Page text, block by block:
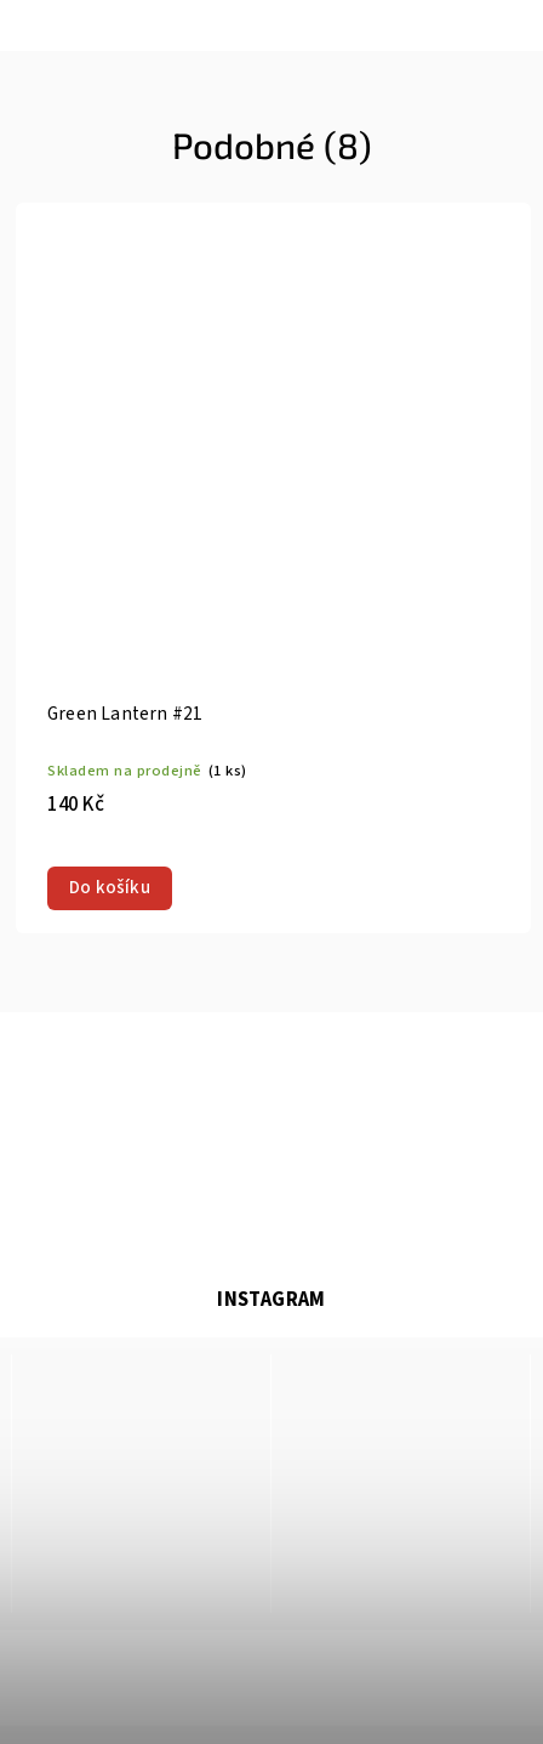
Podobné (8)
Green Lantern #25
Skladem na prodejně (1 ks)
140 Kč
Do košíku
INSTAGRAM